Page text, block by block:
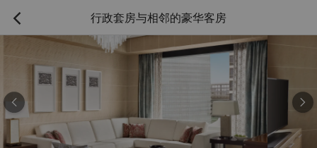
 行政套房与相邻的豪华客房
 